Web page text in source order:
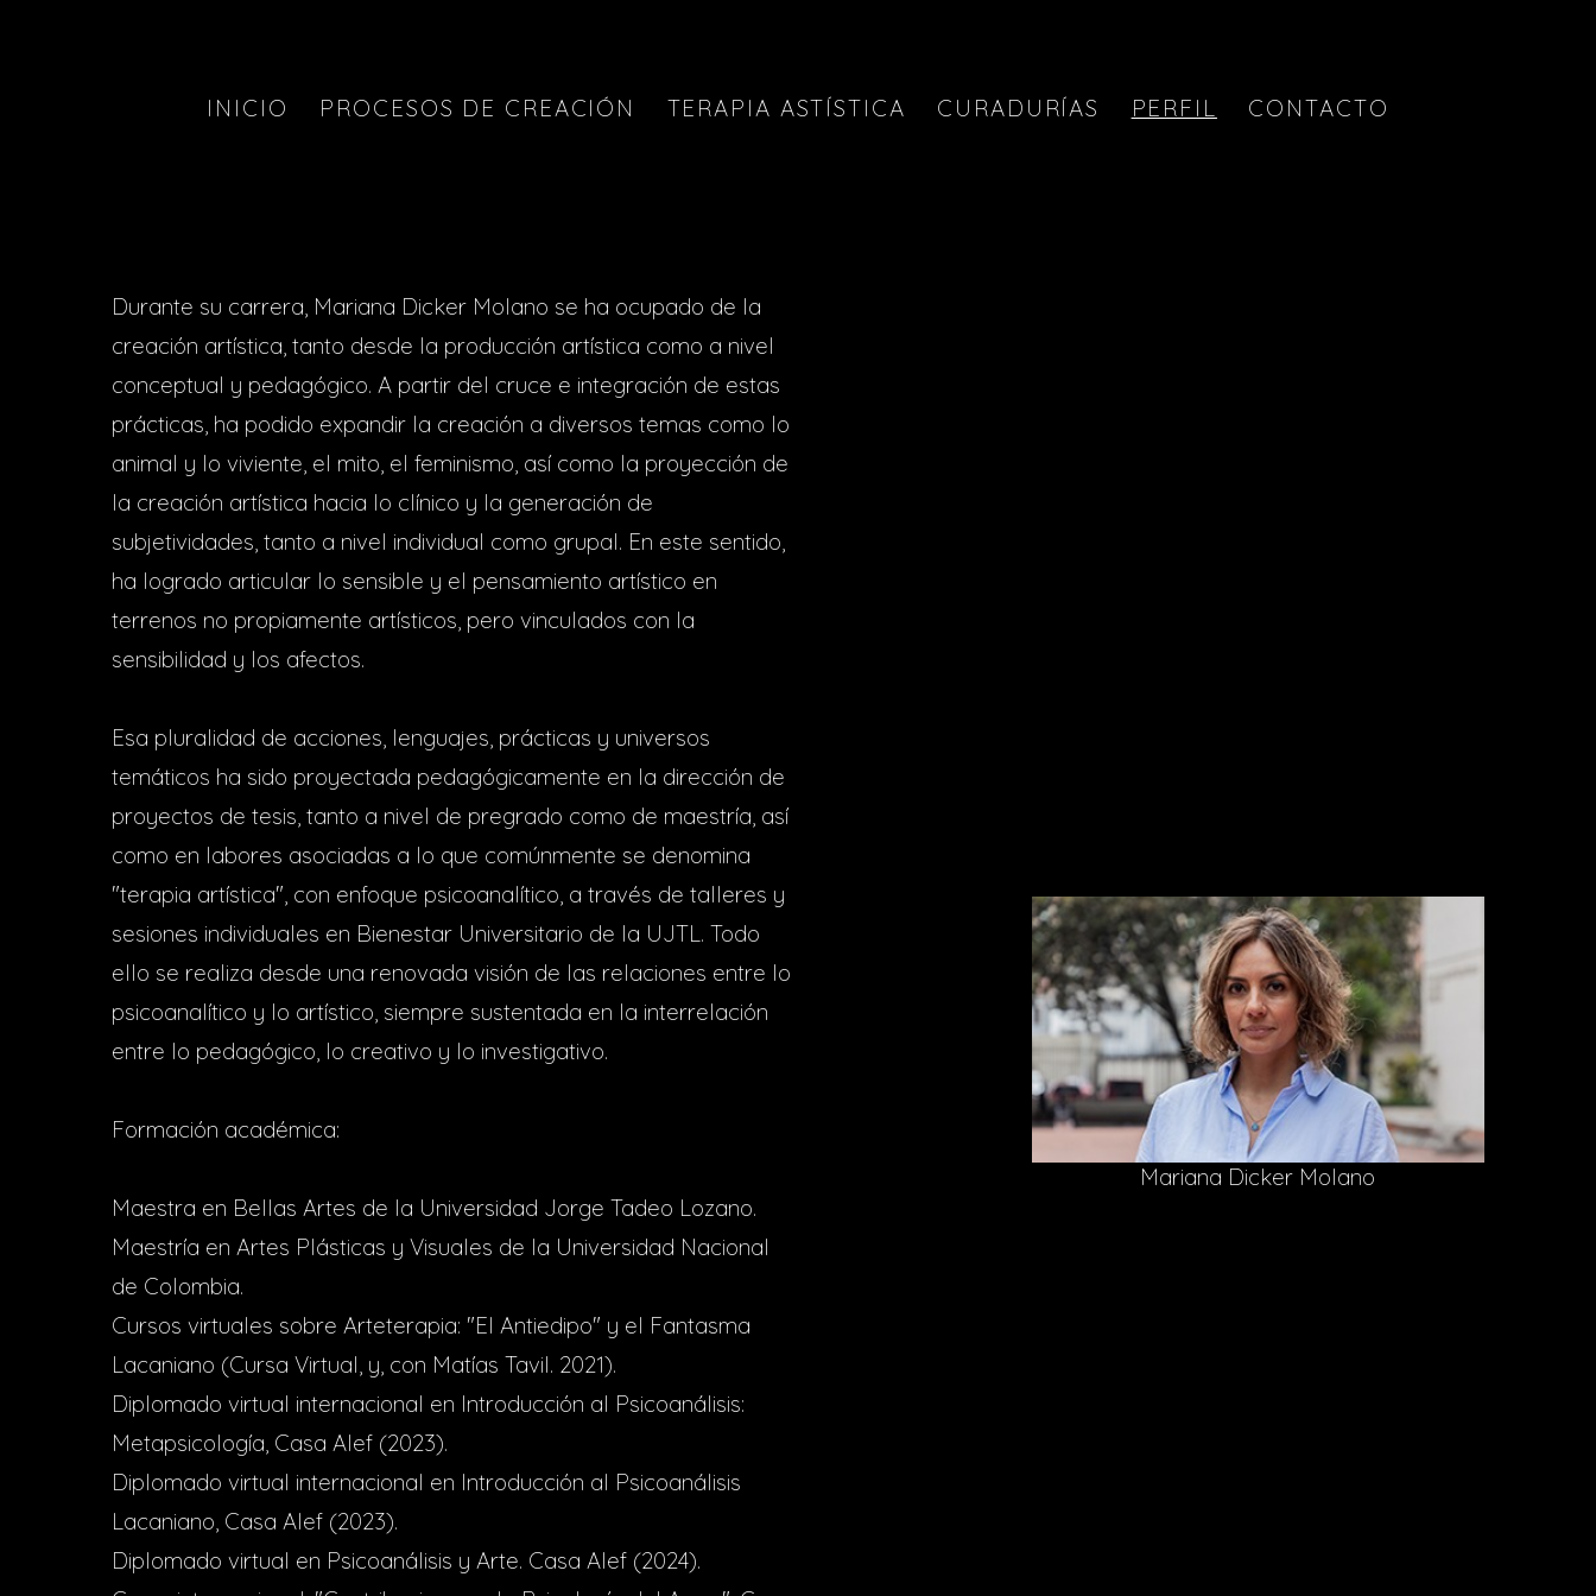
INICIO PROCESOS DE CREACIÓN TERAPIA ASTÍSTICA CURADURÍAS PERFIL CONTACTO
Durante su carrera, Mariana Dicker Molano se ha ocupado de la
creación artística, tanto desde la producción artística como a nivel
conceptual y pedagógico. A partir del cruce e integración de estas
prácticas, ha podido expandir la creación a diversos temas como lo
animal y lo viviente, el mito, el feminismo, así como la proyección de
la creación artística hacia lo clínico y la generación de
subjetividades, tanto a nivel individual como grupal. En este sentido,
ha logrado articular lo sensible y el pensamiento artístico en
terrenos no propiamente artísticos, pero vinculados con la
sensibilidad y los afectos.
Esa pluralidad de acciones, lenguajes, prácticas y universos
temáticos ha sido proyectada pedagógicamente en la dirección de
proyectos de tesis, tanto a nivel de pregrado como de maestría, así
como en labores asociadas a lo que comúnmente se denomina
"terapia artística", con enfoque psicoanalítico, a través de talleres y
sesiones individuales en Bienestar Universitario de la UJTL. Todo
ello se realiza desde una renovada visión de las relaciones entre lo
psicoanalítico y lo artístico, siempre sustentada en la interrelación
entre lo pedagógico, lo creativo y lo investigativo.
Formación académica:
Maestra en Bellas Artes de la Universidad Jorge Tadeo Lozano.
Maestría en Artes Plásticas y Visuales de la Universidad Nacional
de Colombia.
Cursos virtuales sobre Arteterapia: "El Antiedipo" y el Fantasma
Lacaniano (Cursa Virtual, y, con Matías Tavil. 2021).
Diplomado virtual internacional en Introducción al Psicoanálisis:
Metapsicología, Casa Alef (2023).
Diplomado virtual internacional en Introducción al Psicoanálisis
Lacaniano, Casa Alef (2023).
Diplomado virtual en Psicoanálisis y Arte. Casa Alef (2024).
Mariana Dicker Molano